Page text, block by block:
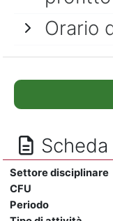
Orario
Settore disciplinare
CFU
Periodo